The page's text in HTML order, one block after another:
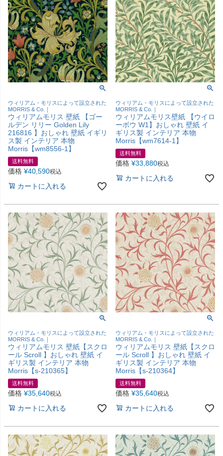
ウィリアム・モリスによって設立された
MORRIS & Co.｜
ウィリアムモリス 壁紙 【ゴー
ルデン リリー Golden Lily
216816 】おしゃれ 壁紙 イギリ
ス製 インテリア 本物
Morris【wm8556-1】
送料無料
価格 ¥40,590税込
カートに入れる
ウィリアム・モリスによって設立された
MORRIS & Co.｜
ウィリアムモリス壁紙 【ウイロ
ーボウ W1】おしゃれ 壁紙 イ
ギリス製 インテリア 本物
Morris【wm7614-1】
送料無料
価格 ¥33,880税込
カートに入れる
ウィリアム・モリスによって設立された
MORRIS & Co.｜
ウィリアムモリス 壁紙【スクロ
ール Scroll 】おしゃれ 壁紙 イ
ギリス製 インテリア 本物
Morris【s-210365】
送料無料
価格 ¥35,640税込
カートに入れる
ウィリアム・モリスによって設立された
MORRIS & Co.｜
ウィリアムモリス 壁紙【スクロ
ール Scroll 】おしゃれ 壁紙 イ
ギリス製 インテリア 本物
Morris【s-210364】
送料無料
価格 ¥35,640税込
カートに入れる